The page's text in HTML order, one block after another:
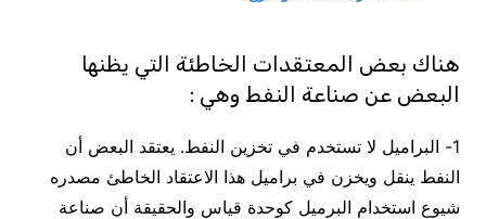
هناك بعض المعتقدات الخاطئة التي يظنها
البعض عن صناعة النفط وهي :
1- البراميل لا تستخدم في تخزين النفط. يعتقد البعض أن
النفط ينقل ويخزن في براميل هذا الاعتقاد الخاطئ مصدره
شيوع استخدام البرميل كوحدة قياس والحقيقة أن صناعة